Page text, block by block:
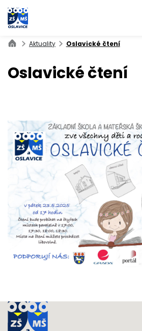
Aktuality Oslavické čtení
Oslavické čtení